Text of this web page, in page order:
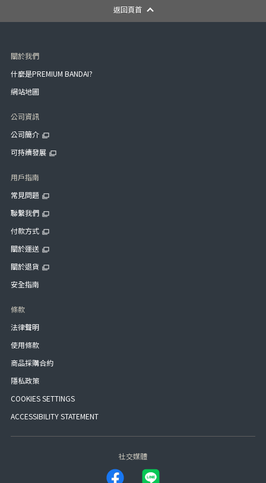
返回頁首
關於我們
什麼是PREMIUM BANDAI?
網站地圖
公司資訊
公司簡介
可持續發展
用戶指南
常見問題
聯繫我們
付款方式
關於運送
關於退貨
安全指南
條款
法律聲明
使用條款
商品採購合約
隱私政策
COOKIES SETTINGS
ACCESSIBILITY STATEMENT
社交媒體